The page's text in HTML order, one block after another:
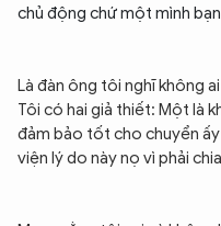
chủ động chứ một mình
Là đàn ông tôi nghĩ không
Tôi có hai giả thiết: Một là
đảm bảo tốt cho chuyển
viện lý do này nọ vì phải